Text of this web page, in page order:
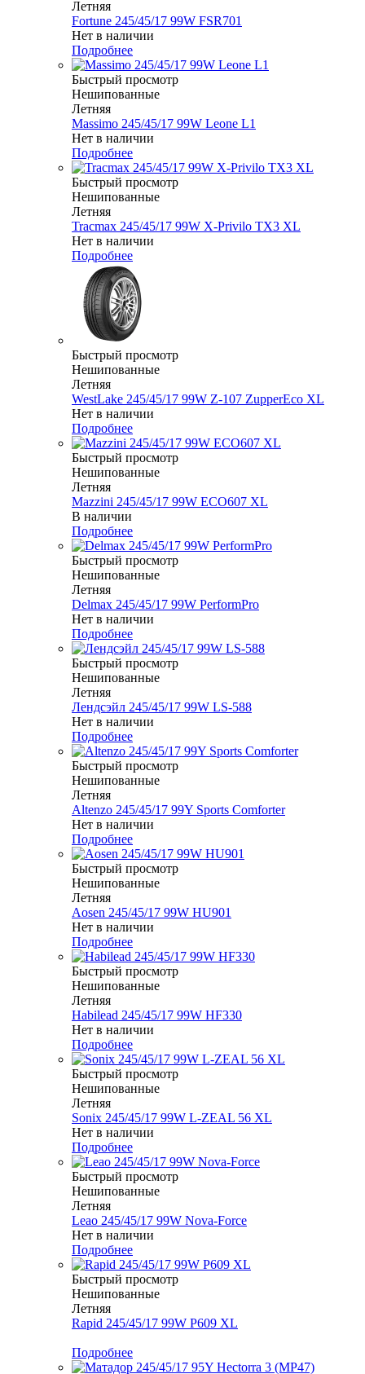
Летняя
Fortune 245/45/17 99W FSR701
Нет в наличии
Подробнее
Быстрый просмотр
Нешипованные
Летняя
Massimo 245/45/17 99W Leone L1
Нет в наличии
Подробнее
Быстрый просмотр
Нешипованные
Летняя
Tracmax 245/45/17 99W X-Privilo TX3 XL
Нет в наличии
Подробнее
Быстрый просмотр
Нешипованные
Летняя
WestLake 245/45/17 99W Z-107 ZupperEco XL
Нет в наличии
Подробнее
Быстрый просмотр
Нешипованные
Летняя
Mazzini 245/45/17 99W ECO607 XL
В наличии
Подробнее
Быстрый просмотр
Нешипованные
Летняя
Delmax 245/45/17 99W PerformPro
Нет в наличии
Подробнее
Быстрый просмотр
Нешипованные
Летняя
Лендсэйл 245/45/17 99W LS-588
Нет в наличии
Подробнее
Быстрый просмотр
Нешипованные
Летняя
Altenzo 245/45/17 99Y Sports Comforter
Нет в наличии
Подробнее
Быстрый просмотр
Нешипованные
Летняя
Aosen 245/45/17 99W HU901
Нет в наличии
Подробнее
Быстрый просмотр
Нешипованные
Летняя
Habilead 245/45/17 99W HF330
Нет в наличии
Подробнее
Быстрый просмотр
Нешипованные
Летняя
Sonix 245/45/17 99W L-ZEAL 56 XL
Нет в наличии
Подробнее
Быстрый просмотр
Нешипованные
Летняя
Leao 245/45/17 99W Nova-Force
Нет в наличии
Подробнее
Быстрый просмотр
Нешипованные
Летняя
Rapid 245/45/17 99W P609 XL
Подробнее